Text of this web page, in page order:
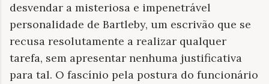
desvendar a misteriosa e impenetrável
personalidade de Bartleby, um escrivão que se
recusa resolutamente a realizar qualquer
tarefa, sem apresentar nenhuma justificativa
para tal. O fascínio pela postura do funcionário